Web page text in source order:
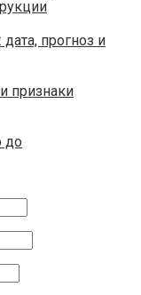
прогноз и
признаки
до